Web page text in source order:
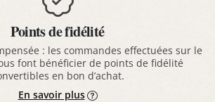
Points de fidélité
: les commandes effectuées sur le
font bénéficier de points de fidélité
en bon d’achat.
En savoir plus